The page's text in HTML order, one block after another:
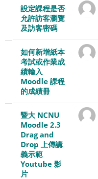
設定課程是否
允許訪客瀏覽
及訪客密碼
如何新增紙本
考試或作業成
績輸入
Moodle 課程
的成績冊
暨大 NCNU
Moodle 2.3
Drag and
Drop 上傳講
義示範
Youtube 影
片